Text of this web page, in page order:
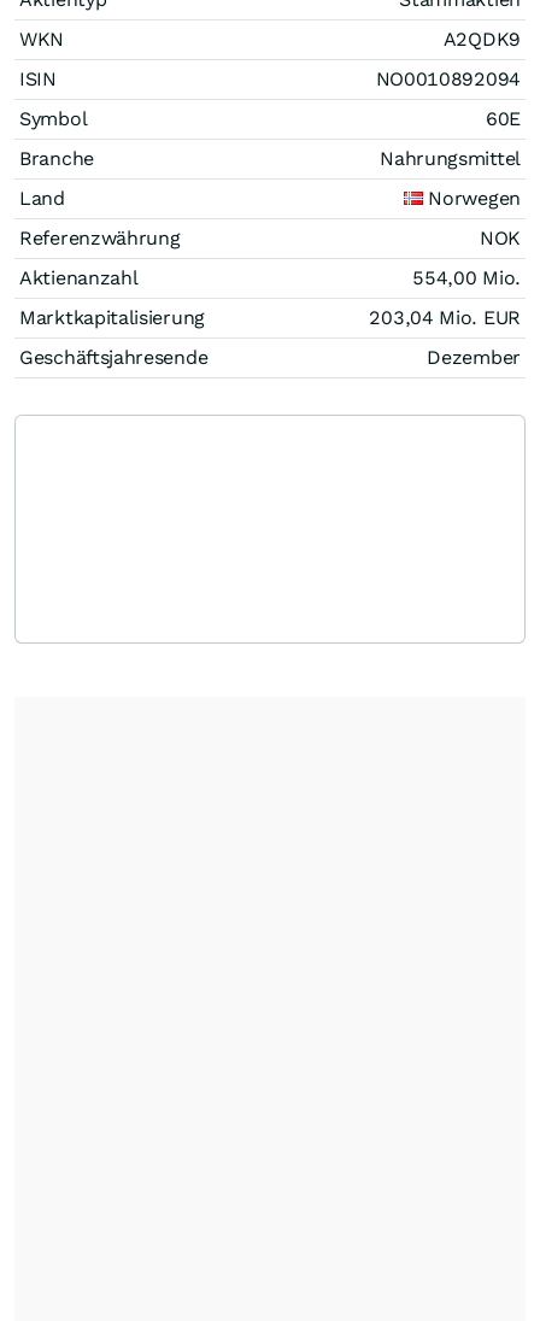
WKN
A2QDK9
ISIN
NO0010892094
Symbol
60E
Branche
Nahrungsmittel
Land
Norwegen
Referenzwährung
NOK
Aktienanzahl
554,00 Mio.
Marktkapitalisierung
203,04 Mio. EUR
Geschäftsjahresende
Dezember